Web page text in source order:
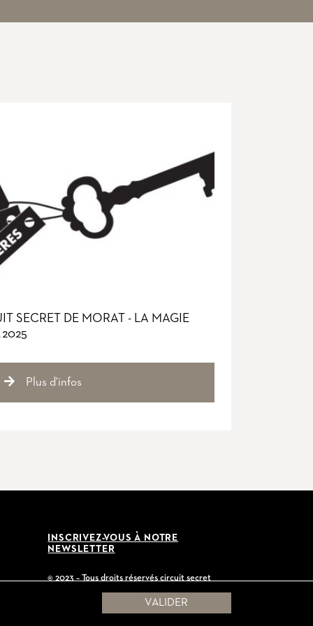
VALIDER
SECRET DE MORAT - LA MAGIE
2025
Plus d'infos
INSCRIVEZ-VOUS À NOTRE
NEWSLETTER
© 2023 – Tous droits réservés circuit secret
Ivimédia